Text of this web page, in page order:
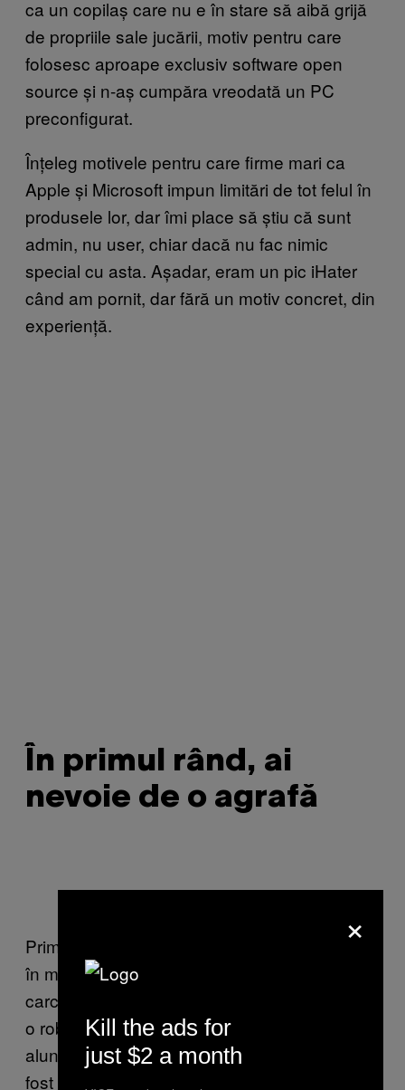
ca un copilaș care nu e în stare să aibă grijă
de propriile sale jucării, motiv pentru care
folosesc aproape exclusiv software open
source și n-aș cumpăra vreodată un PC
preconfigurat.
Înțeleg motivele pentru care firme mari ca
Apple și Microsoft impun limitări de tot felul în
produsele lor, dar îmi place să știu că sunt
admin, nu user, chiar dacă nu fac nimic
special cu asta. Așadar, eram un pic iHater
când am pornit, dar fără un motiv concret, din
experiență.
În primul rând, ai
nevoie de o agrafă
Primul lucru pe care l-am simțit când am luat
în mână iPhoneul a fost finețea materialului
carcasei, accentuată plăcut de greutate. Are
o robustețe elegantă. Fiind extrem de
alunecos, al doilea lucru pe care l-am simțit a
fost teama, teama de scăpa pe jos ceva care
×
Kill the ads for
just $2 a month